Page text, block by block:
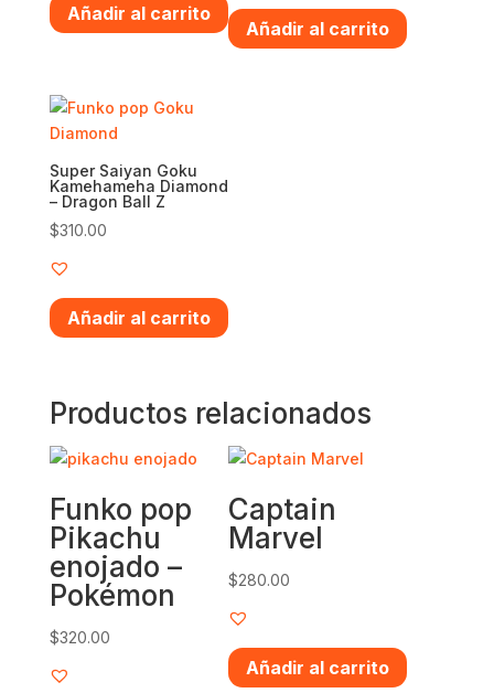
Añadir al carrito
Añadir al carrito
Super Saiyan Goku
Kamehameha Diamond
– Dragon Ball Z
$310.00
Añadir al carrito
Productos relacionados
Funko pop
Pikachu
enojado –
Pokémon
$320.00
Captain
Marvel
$280.00
Añadir al carrito